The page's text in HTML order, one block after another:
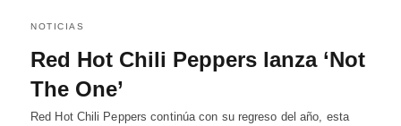
NOTICIAS
Red Hot Chili Peppers lanza ‘Not
The One’
Red Hot Chili Peppers continúa con su regreso del año, esta